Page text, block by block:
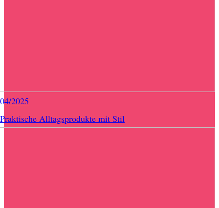
2025
Alltagsprodukte mit Stil